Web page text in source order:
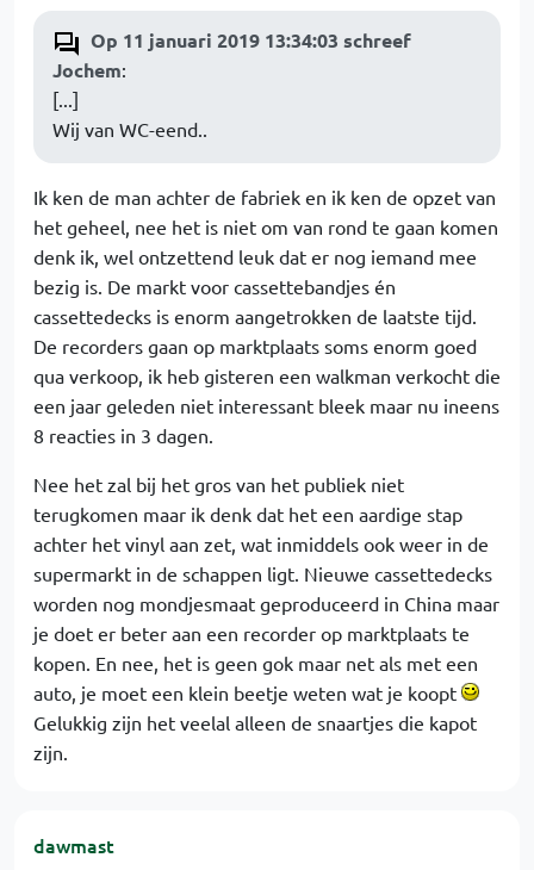
Op 11 januari 2019 13:34:03 schreef
Jochem:
[...]
Wij van WC-eend..
Ik ken de man achter de fabriek en ik ken de opzet van
het geheel, nee het is niet om van rond te gaan komen
denk ik, wel ontzettend leuk dat er nog iemand mee
bezig is. De markt voor cassettebandjes én
cassettedecks is enorm aangetrokken de laatste tijd.
De recorders gaan op marktplaats soms enorm goed
qua verkoop, ik heb gisteren een walkman verkocht die
een jaar geleden niet interessant bleek maar nu ineens
8 reacties in 3 dagen.
Nee het zal bij het gros van het publiek niet
terugkomen maar ik denk dat het een aardige stap
achter het vinyl aan zet, wat inmiddels ook weer in de
supermarkt in de schappen ligt. Nieuwe cassettedecks
worden nog mondjesmaat geproduceerd in China maar
je doet er beter aan een recorder op marktplaats te
kopen. En nee, het is geen gok maar net als met een
auto, je moet een klein beetje weten wat je koopt
Gelukkig zijn het veelal alleen de snaartjes die kapot
zijn.
dawmast